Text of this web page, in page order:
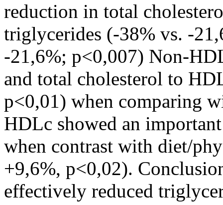
reduction in total
triglycerides (-38% vs. -
-21,6%; p<0,007) Non-
and total cholesterol to
p<0,01) when comparing
HDLc showed an
when contrast with diet/
+9,6%, p<0,02).
effectively reduced